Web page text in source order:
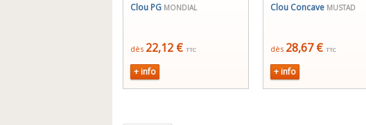
Clou PG MONDIAL
dès 22,12 € TTC
+ info
Clou Concave MUSTAD
dès 28,67 € TTC
+ info